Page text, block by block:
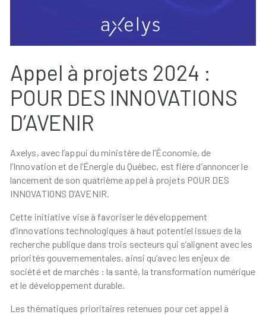
Appel à projets 2024 :
POUR DES INNOVATIONS
D’AVENIR
Axelys, avec l’appui du ministère de l’Économie, de
l’Innovation et de l’Énergie du Québec, est fière d’annoncer le
lancement de son quatrième appel à projets POUR DES
INNOVATIONS D’AVENIR.
Cette initiative vise à favoriser le développement
d’innovations technologiques à haut potentiel issues de la
recherche publique dans trois secteurs qui s’alignent avec les
priorités gouvernementales, ainsi qu’avec les enjeux de
société et de marchés : la santé, la transformation numérique
et le développement durable.
Les thématiques prioritaires retenues pour cet appel à